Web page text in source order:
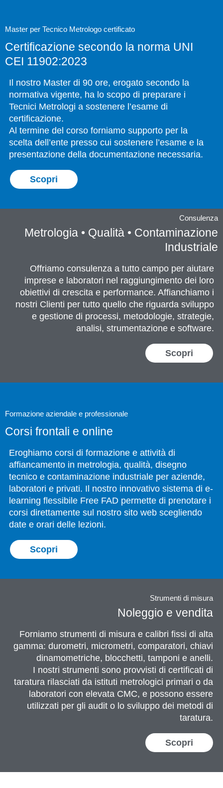
Master per Tecnico Metrologo certificato
Certificazione secondo la norma UNI
CEI 11902:2023
Il nostro Master di 90 ore, erogato secondo la
normativa vigente, ha lo scopo di preparare i
Tecnici Metrologi a sostenere l’esame di
certificazione.
Al termine del corso forniamo supporto per la
scelta dell’ente presso cui sostenere l’esame e la
presentazione della documentazione necessaria.
Scopri
Consulenza
Metrologia • Qualità • Contaminazione
Industriale
Offriamo consulenza a tutto campo per aiutare
imprese e laboratori nel raggiungimento dei loro
obiettivi di crescita e performance. Affianchiamo i
nostri Clienti per tutto quello che riguarda sviluppo
e gestione di processi, metodologie, strategie,
analisi, strumentazione e software.
Scopri
Formazione aziendale e professionale
Corsi frontali e online
Eroghiamo corsi di formazione e attività di
affiancamento in metrologia, qualità, disegno
tecnico e contaminazione industriale per aziende,
laboratori e privati. Il nostro innovativo sistema di e-
learning flessibile Free FAD permette di prenotare i
corsi direttamente sul nostro sito web scegliendo
date e orari delle lezioni.
Scopri
Strumenti di misura
Noleggio e vendita
Forniamo strumenti di misura e calibri fissi di alta
gamma: durometri, micrometri, comparatori, chiavi
dinamometriche, blocchetti, tamponi e anelli.
I nostri strumenti sono provvisti di certificati di
taratura rilasciati da istituti metrologici primari o da
laboratori con elevata CMC, e possono essere
utilizzati per gli audit o lo sviluppo dei metodi di
taratura.
Scopri